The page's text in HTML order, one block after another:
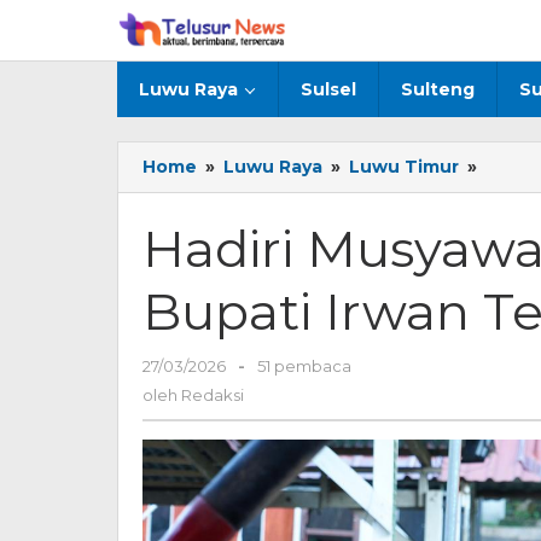
konten
Luwu Raya Sulsel Sulteng
Home » Luwu Raya » Luwu Timur »
Padoe,
Bupati
Irwan
Hadiri
Bupati Irwan
27/03/2026
oleh
Redaksi
-
51 pembaca
oleh Redaksi